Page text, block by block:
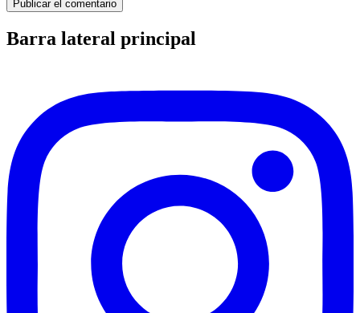
Barra lateral principal